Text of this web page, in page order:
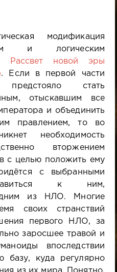
модификация
и логическим
Рассвет новой эры
. Если в первой части
стать
отыскавшим все
и объединить
правлением, то во
необходимость
вторжением
с целью положить ему
с выбранными
к ним,
из НЛО. Многие
своих странствий
первого НЛО, за
заросшее травой и
впоследствии
базу, куда регулярно